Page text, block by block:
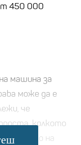
450 000
машина за
може да е
че
колкото
на